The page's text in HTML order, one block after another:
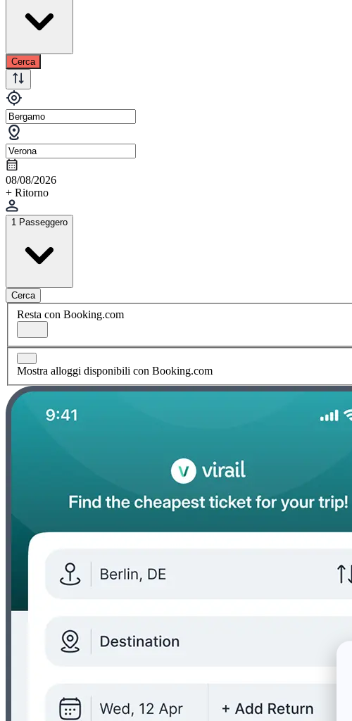
Cerca
08/08/2026
+ Ritorno
1 Passeggero
Cerca
Resta con Booking.com
Mostra alloggi disponibili con Booking.com